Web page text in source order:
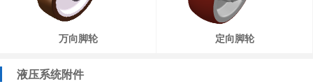
万向脚轮 定向脚轮
液压系统附件